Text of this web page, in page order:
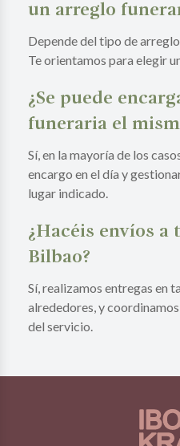
un arreglo
Depende del tipo de
Te orientamos para elegir
¿Se puede
funeraria el
Sí, en la mayoría de los
encargo en el día y
lugar indicado.
¿Hacéis envíos a
Bilbao?
Sí, realizamos entregas en
alrededores, y
del servicio.